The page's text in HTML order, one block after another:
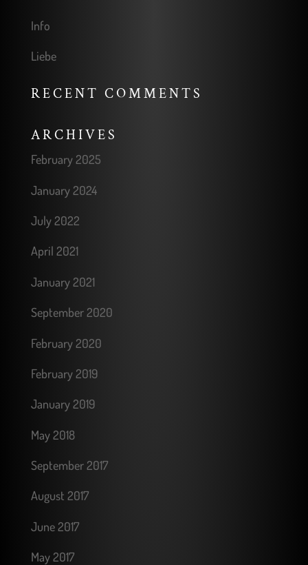
Info
Liebe
RECENT COMMENTS
ARCHIVES
February 2025
January 2024
July 2022
April 2021
January 2021
September 2020
February 2020
February 2019
January 2019
May 2018
September 2017
August 2017
June 2017
May 2017